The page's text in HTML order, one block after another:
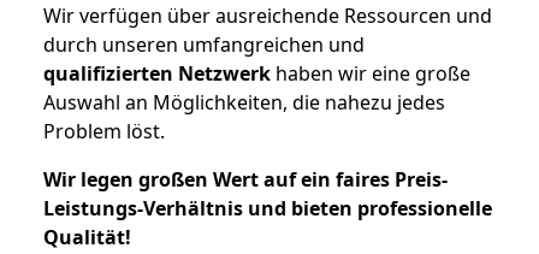
Wir verfügen über ausreichende Ressourcen und
durch unseren umfangreichen und
qualifizierten Netzwerk haben wir eine große
Auswahl an Möglichkeiten, die nahezu jedes
Problem löst.
Wir legen großen Wert auf ein faires Preis-
Leistungs-Verhältnis und bieten professionelle
Qualität!